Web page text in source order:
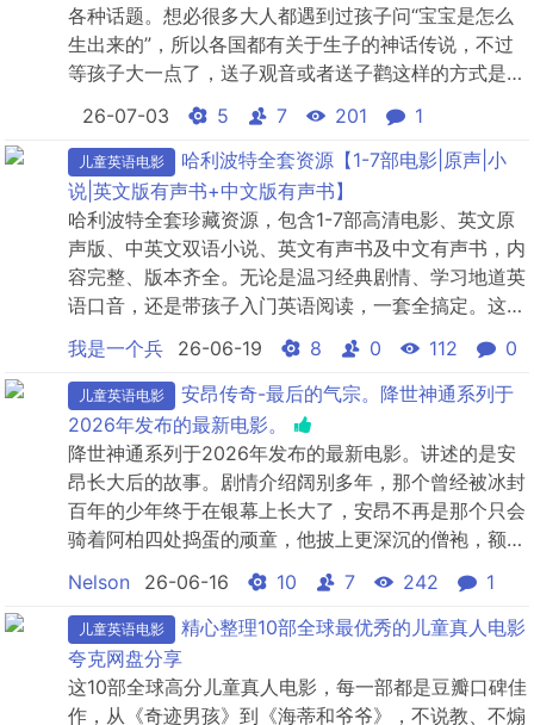
各种话题。想必很多大人都遇到过孩子问“宝宝是怎么
生出来的”，所以各国都有关于生子的神话传说，不过
等孩子大一点了，送子观音或者送子鹳这样的方式是肯
定不适合了，如何正确地和孩子讲述生理知识，这个系
列真的特别适合。它的很多比喻非常有意思，而且孩子
的接受度也很好。我印象比较深的还有讲到生理期为什
么会流血，精子和卵子的结合，别说小朋友了，大人看
看也受益匪浅...
26-07-03 5 7 201 1
儿童英语电影
哈利波特全套资源【1-7部电影|原声|小
说|英文版有声书+中文版有声书】
哈利波特全套珍藏资源，包含1-7部高清电影、英文原
声版、中英文双语小说、英文有声书及中文有声书，内
容完整、版本齐全。无论是温习经典剧情、学习地道英
语口音，还是带孩子入门英语阅读，一套全搞定。这类
资源整合难度极高，网上零散版本质量参差不齐，完整
合集极为稀缺。① 哈利·波特与魔法石孤儿哈利在11岁
生日时得知自己是巫师，被霍格沃茨录取，结识了罗恩
和赫敏。三人发现魔法石被藏在学校的禁区内，怀疑斯
内普企...
我是一个兵 26-06-19 8 0 112 0
儿童英语电影
安昂传奇-最后的气宗。降世神通系列于
2026年发布的最新电影。
降世神通系列于2026年发布的最新电影。讲述的是安
昂长大后的故事。剧情介绍阔别多年，那个曾经被冰封
百年的少年终于在银幕上长大了，安昂不再是那个只会
骑着阿柏四处捣蛋的顽童，他披上更深沉的僧袍，额头
的箭头发着幽蓝的光，此时的世界正处在工业化萌芽的
前夜，旧时代的御术与新时代的机械在碰撞，他作为降
世神通，必须在维持四族平衡的同时，面对来自灵界深
处未知的动荡，这一次，他不再孤单，卡塔拉温柔地操
纵着身...
Nelson 26-06-16 10 7 242 1
儿童英语电影
精心整理10部全球最优秀的儿童真人电影
夸克网盘分享
这10部全球高分儿童真人电影，每一部都是豆瓣口碑佳
作，从《奇迹男孩》到《海蒂和爷爷》，不说教、不煽